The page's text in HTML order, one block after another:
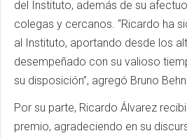
del Instituto, además de su
colegas y cercanos. “Ricardo ha
al Instituto, aportando desde los
desempeñado con su valioso
su disposición”, agregó Bruno
Por su parte, Ricardo Álvarez
premio, agradeciendo en su